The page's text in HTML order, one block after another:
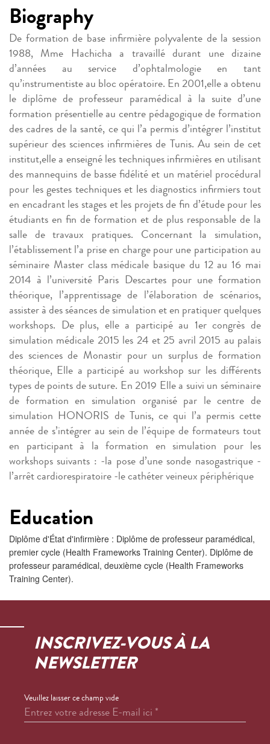
Biography
De formation de base infirmière polyvalente de la session
1988, Mme Hachicha a travaillé durant une dizaine
d’années au service d’ophtalmologie en tant
qu’instrumentiste au bloc opératoire. En 2001,elle a obtenu
le diplôme de professeur paramédical à la suite d’une
formation présentielle au centre pédagogique de formation
des cadres de la santé, ce qui l’a permis d’intégrer l’institut
supérieur des sciences infirmières de Tunis. Au sein de cet
institut,elle a enseigné les techniques infirmières en utilisant
des mannequins de basse fidélité et un matériel procédural
pour les gestes techniques et les diagnostics infirmiers tout
en encadrant les stages et les projets de fin d’étude pour les
étudiants en fin de formation et de plus responsable de la
salle de travaux pratiques. Concernant la simulation,
l’établissement l’a prise en charge pour une participation au
séminaire Master class médicale basique du 12 au 16 mai
2014 à l’université Paris Descartes pour une formation
théorique, l’apprentissage de l’élaboration de scénarios,
assister à des séances de simulation et en pratiquer quelques
workshops. De plus, elle a participé au 1er congrès de
simulation médicale 2015 les 24 et 25 avril 2015 au palais
des sciences de Monastir pour un surplus de formation
théorique, Elle a participé au workshop sur les différents
types de points de suture. En 2019 Elle a suivi un séminaire
de formation en simulation organisé par le centre de
simulation HONORIS de Tunis, ce qui l’a permis cette
année de s’intégrer au sein de l’équipe de formateurs tout
en participant à la formation en simulation pour les
workshops suivants : -la pose d’une sonde nasogastrique -
l’arrêt cardiorespiratoire -le cathéter veineux périphérique
Education
Diplôme d'État d'infirmière : Diplôme de professeur paramédical,
premier cycle (Health Frameworks Training Center). Diplôme de
professeur paramédical, deuxième cycle (Health Frameworks
Training Center).
INSCRIVEZ-VOUS À LA
NEWSLETTER
Veuillez laisser ce champ vide
Entrez votre adresse E-mail ici*